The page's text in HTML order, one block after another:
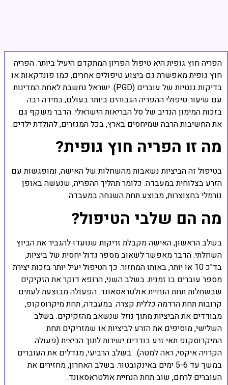
הפריה חוץ גופית היא טיפול הפריון המתקדם היעיל ביותר. הפריה
חוץ גופית מאפשרת גם ביצוע טיפולים אחרים, כמו פונדקאות או
בדיקות גנטיות של עוברים (PGD). ישראל נחשבת לאחת המדינות
עם שיעור טיפולי ההפריה הגבוהים ביותר בעולם, במידה רבה
בזכות המימון הנדיב של סל הבריאות הישראלי. הדבר משקף גם
את החשיבות הרבה שמיחסים בארץ, בכל המגזרים, להולדת ילדים.
מה זו הפריה חוץ גופית?
בטיפול זה הביציות נשאבות מהשחלות של האישה, ומופגשות עם
הזרע בצלוחית במעבדה. כלומר תהליך ההפריה, שנעשה באופן
נורמלי בחצוצרות, מבוצע תחת השגחה במעבדה.
מה הם שלבי הטיפול?
בשלב הראשון, האישה מקבלת זריקות שנועדו להגביר את הביוץ
השחלתי. הדבר מאפשר לשאוב מספר גדול יחסית של ביציות,
בד"כ 10 או יותר, באותו המחזור. כך הטיפול יעיל יותר בזכות יצירת
מספר עוברים בו זמנית. בשלב השני, הרופא דוקר את הזקיקים
שבשחלות תחת הנחיית אולטראסאונד. הפעולה מבוצעת לעתים
קרובות תחת הרדמה כללית קצרה. במעבדה, תחת מיקרוסקופ,
מבודדים את הביציות מתוך נוזל שנשאב מהזקיקים. בשלב
השלישי, מוסיפים את הזרע לביציות או שמזריקים תחת
המיקרוסקופ תאי זרע בודדים ישירות לתוך הביצית (פעולה
הקרויה איקסי, ראה למטה). בשלב הרביעי, מגדלים את העוברים
במשך עד 5-6 ימים באינקובטור. בשלב האחרון, מחזירים את
העוברים לרחם, שוב תחת הנחיית אולטראסאונד.